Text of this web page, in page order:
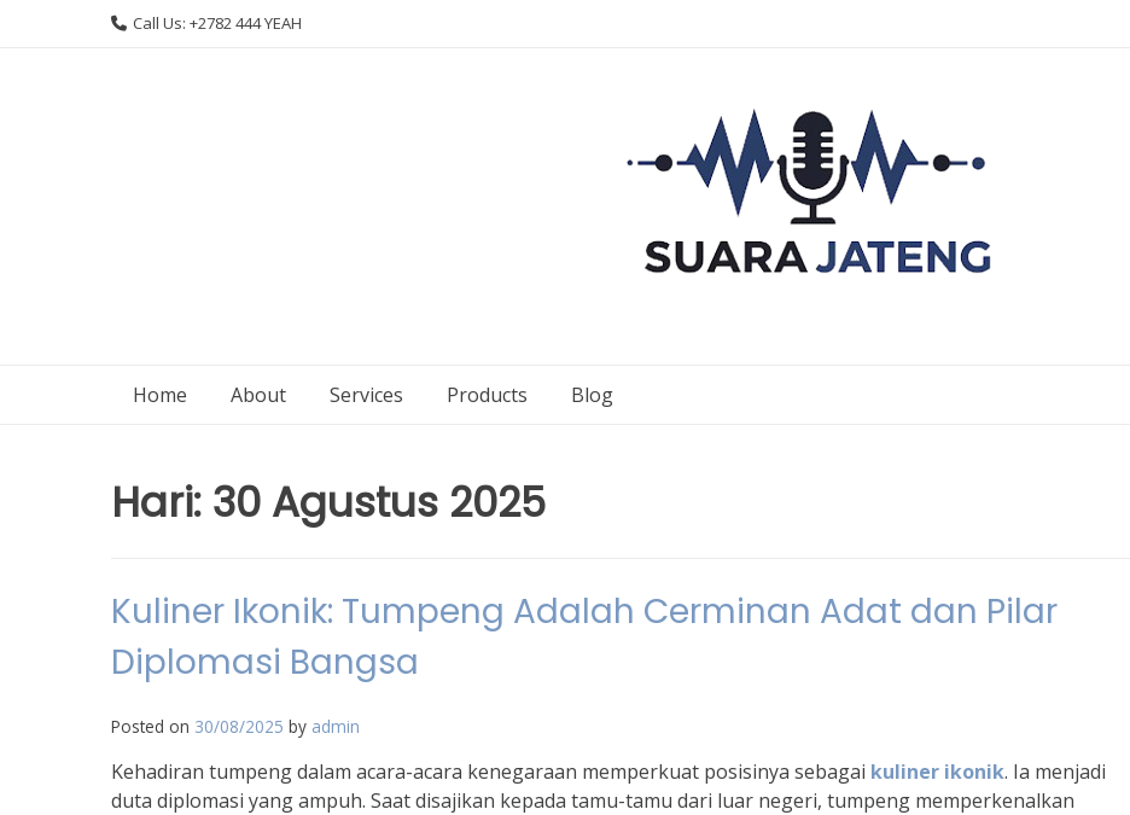
Call Us: +2782 444 YEAH
Home About Services Products Blog
Hari: 30 Agustus 2025
Kuliner Ikonik: Tumpeng Adalah Cerminan Adat dan Pilar
Diplomasi Bangsa
Posted on 30/08/2025 by admin
Kehadiran tumpeng dalam acara-acara kenegaraan memperkuat posisinya sebagai kuliner ikonik. Ia menjadi
duta diplomasi yang ampuh. Saat disajikan kepada tamu-tamu dari luar negeri, tumpeng memperkenalkan